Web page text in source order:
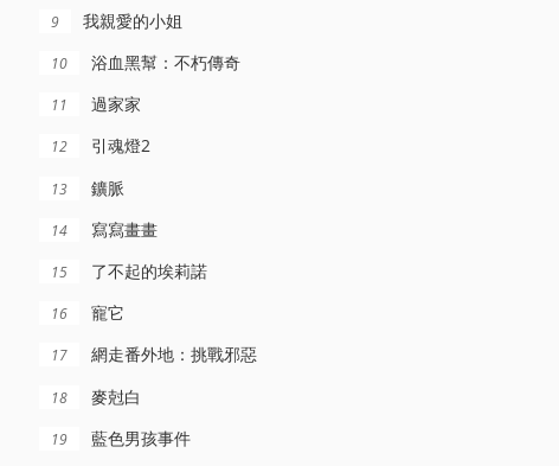
9 我親愛的小姐
10 浴血黑幫：不朽傳奇
11 過家家
12 引魂燈2
13 鑛脈
14 寫寫畫畫
15 了不起的埃莉諾
16 寵它
17 網走番外地：挑戰邪惡
18 麥尅白
19 藍色男孩事件